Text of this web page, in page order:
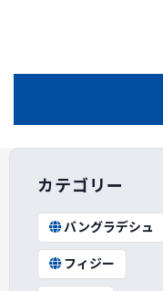
カテゴリー
バングラデシュ
フィジー